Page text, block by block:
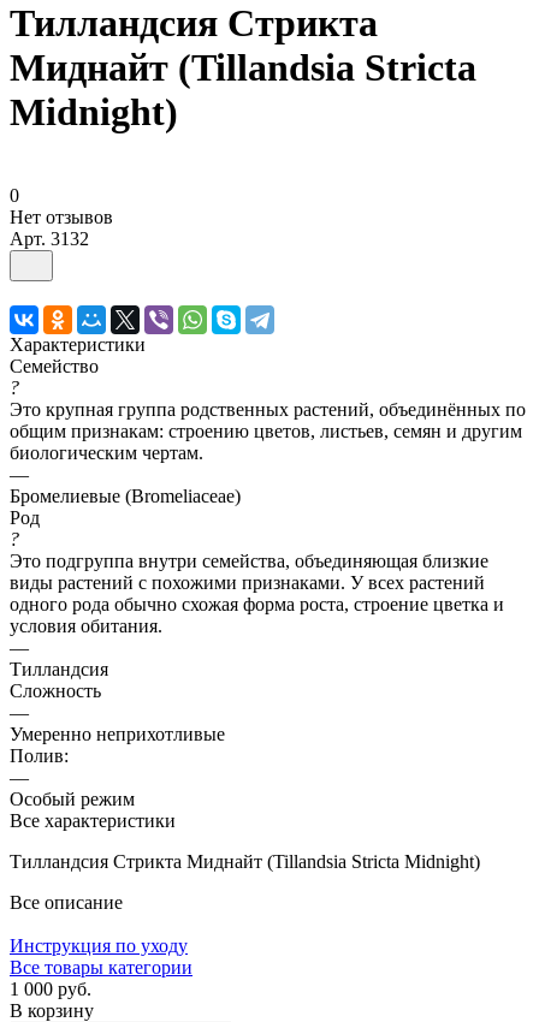
Тилландсия Стрикта
Миднайт (Tillandsia Stricta
Midnight)
0
Нет отзывов
Арт. 3132
Характеристики
Семейство
?
Это крупная группа родственных растений, объединённых по
общим признакам: строению цветов, листьев, семян и другим
биологическим чертам.
—
Бромелиевые (Bromeliaceae)
Род
?
Это подгруппа внутри семейства, объединяющая близкие
виды растений с похожими признаками. У всех растений
одного рода обычно схожая форма роста, строение цветка и
условия обитания.
—
Тилландсия
Сложность
—
Умеренно неприхотливые
Полив:
—
Особый режим
Все характеристики
Тилландсия Стрикта Миднайт (Tillandsia Stricta Midnight)
Все описание
Инструкция по уходу
Все товары категории
1 000 руб.
В корзину